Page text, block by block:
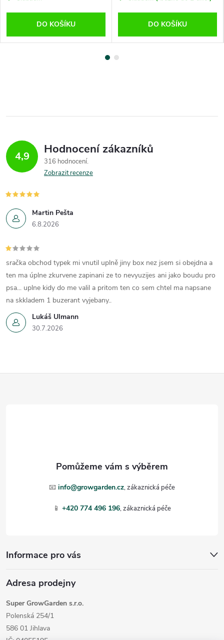
DO KOŠÍKU DO KOŠÍKU
4,9 Hodnocení zákazníků
316 hodnocení
Zobrazit recenze
Martin Pešta
6.8.2026
Lukáš Ulmann
30.7.2026
sračka obchod typek mi vnutil uplně jiny box nez jsem si obejdna a
ten ma úplne zkurvene zapinani ze to nevyuzijes ani jako boudu pro
psa... uplne kidy do me valil a pritom ten co sem chtel ma napsane
na skkladem 1 buzerant vyjebany..
📧 info@growgarden.cz
📱 +420 774 496 196
Informace pro vás
Adresa prodejny
Super GrowGarden s.r.o.
Polenská 254/1
586 01 Jihlava